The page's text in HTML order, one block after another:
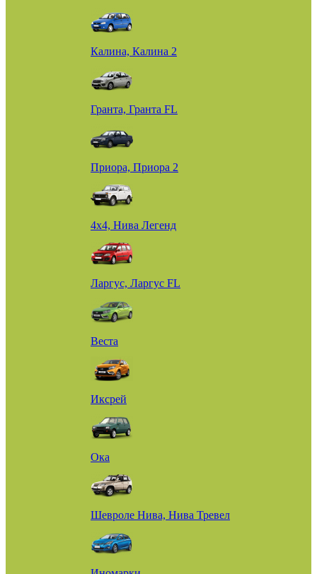
Калина, Калина 2
Гранта, Гранта FL
Приора, Приора 2
4х4, Нива Легенд
Ларгус, Ларгус FL
Веста
Иксрей
Ока
Шевроле Нива, Нива Тревел